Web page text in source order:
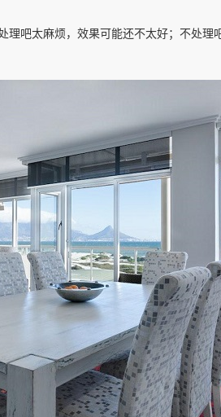
吧太麻烦，效果可能还不太好；不处